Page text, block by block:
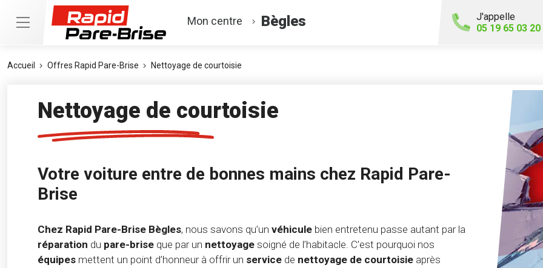
Mon centre Bègles
J'appelle
05 19 65 03 20
Accueil Offres Rapid Pare-Brise Nettoyage de courtoisie
Nettoyage de courtoisie
Votre voiture entre de bonnes mains chez Rapid Pare-
Brise
Chez Rapid Pare-Brise Bègles, nous savons qu’un véhicule bien entretenu passe autant par la
réparation du pare-brise que par un nettoyage soigné de l’habitacle. C’est pourquoi nos
équipes mettent un point d’honneur à offrir un service de nettoyage de courtoisie après